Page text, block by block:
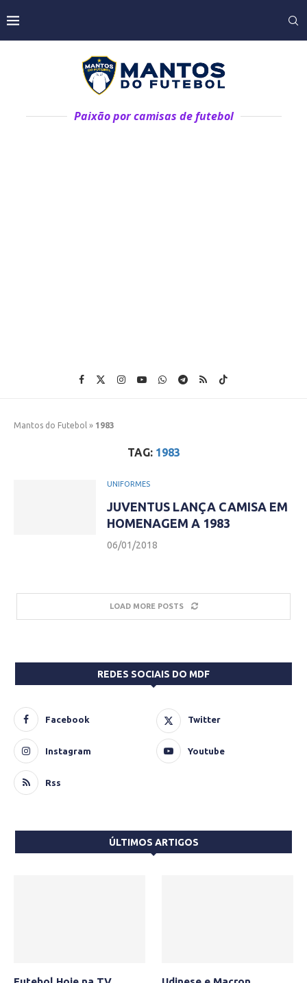
Paixão por camisas de futebol
Mantos do Futebol » 1983
TAG: 1983
UNIFORMES
JUVENTUS LANÇA CAMISA EM
HOMENAGEM A 1983
06/01/2018
LOAD MORE POSTS
REDES SOCIAIS DO MDF
Facebook Twitter
Instagram Youtube
Rss
ÚLTIMOS ARTIGOS